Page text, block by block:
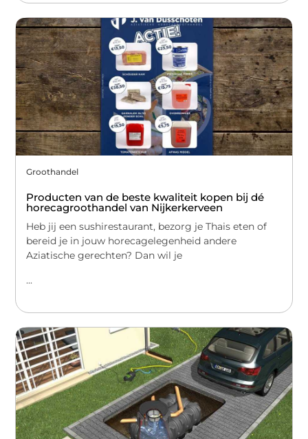
Groothandel
Producten van de beste kwaliteit kopen bij dé
horecagroothandel van Nijkerkerveen
Heb jij een sushirestaurant, bezorg je Thais eten of
bereid je in jouw horecagelegenheid andere
Aziatische gerechten? Dan wil je
...